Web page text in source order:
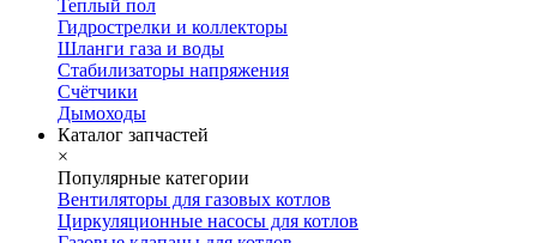
Теплый пол
Гидрострелки и коллекторы
Шланги газа и воды
Стабилизаторы напряжения
Счётчики
Дымоходы
Каталог запчастей
×
Популярные категории
Вентиляторы для газовых котлов
Циркуляционные насосы для котлов